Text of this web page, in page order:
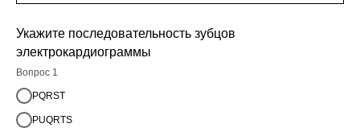
Укажите последовательность зубцов
электрокардиограммы
Вопрос 1
PQRST
PUQRTS